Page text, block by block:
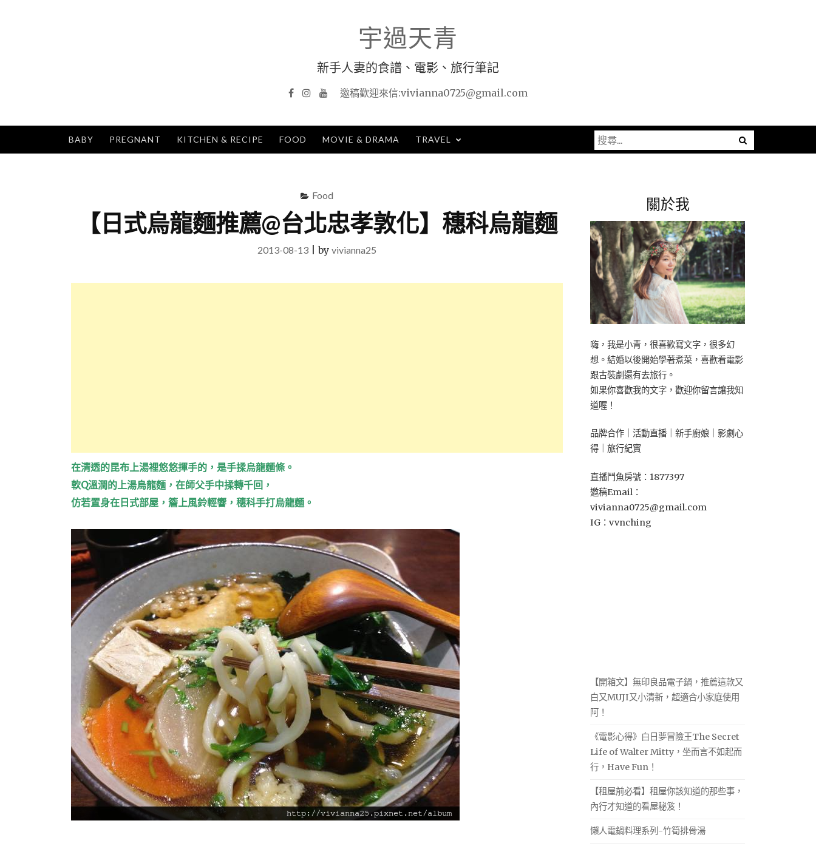
宇過天青
新手人妻的食譜、電影、旅行筆記
FacebookInstagramYouTube
BABY PREGNANT KITCHEN & RECIPE FOOD MOVIE & DRAMA TRAVEL
搜
尋
Food
【日式烏龍麵推薦@台北忠孝敦化】穗科烏龍麵
2013-08-13 |by vivianna25
在清透的昆布上湯裡悠悠揮手的，是手揉烏龍麵條。
軟Q溫潤的上湯烏龍麵，在師父手中揉轉千回，
仿若置身在日式部屋，簷上風鈴輕響，穗科手打烏龍麵。
關於我
嗨，我是小青，很喜歡寫文字，很多幻
想。結婚以後開始學著煮菜，喜歡看電影
跟古裝劇還有去旅行。
如果你喜歡我的文字，歡迎你留言讓我知
道喔！
品牌合作｜活動直播｜新手廚娘｜影劇心
得｜旅行紀實
直播鬥魚房號：1877397
邀稿Email：
vivianna0725@gmail.com
IG：vvnching
【開箱文】無印良品電子鍋，推薦這款又
白又MUJI又小清新，超適合小家庭使用
阿！
《電影心得》白日夢冒險王The Secret
Life of Walter Mitty，坐而言不如起而
行，Have Fun！
【租屋前必看】租屋你該知道的那些事，
內行才知道的看屋秘笈！
懶人電鍋料理系列-竹筍排骨湯